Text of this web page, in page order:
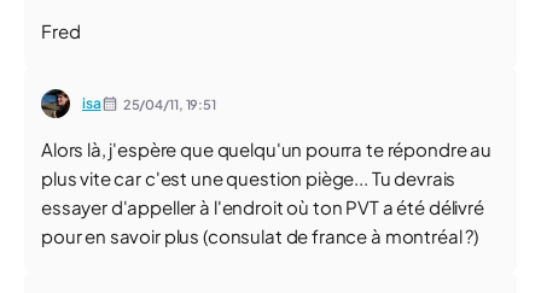
Fred
isa 25/04/11, 19:51
Alors là, j'espère que quelqu'un pourra te répondre au
plus vite car c'est une question piège... Tu devrais
essayer d'appeller à l'endroit où ton PVT a été délivré
pour en savoir plus (consulat de france à montréal ?)